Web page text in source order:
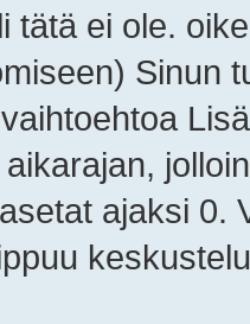
tätä ei ole.
Sinun
ajaksi 0.